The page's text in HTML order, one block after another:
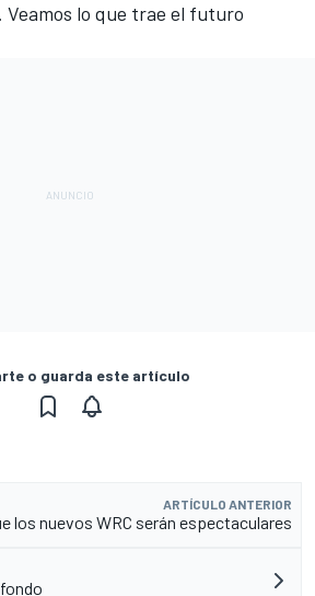
Veamos lo que trae el futuro
o guarda este artículo
ARTÍCULO ANTERIOR
los nuevos WRC serán espectaculares